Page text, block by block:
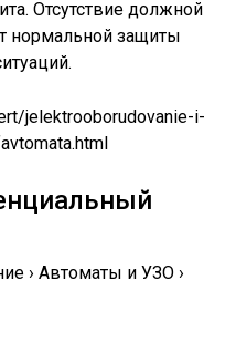
Отсутствие должной
нормальной защиты
jelektrooborudovanie-i-
› Автоматы и УЗО ›